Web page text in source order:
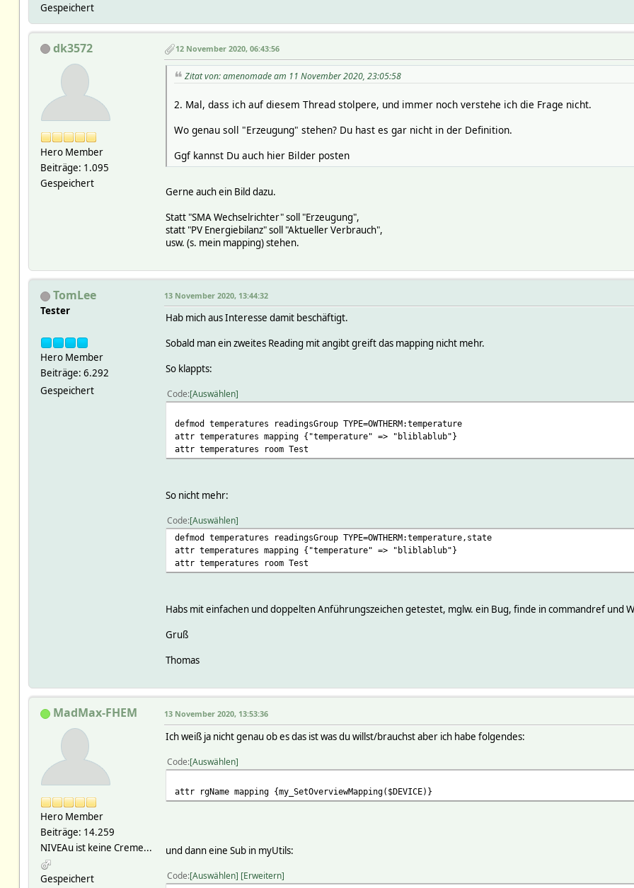
ARRAY(0x55ac19fb7cd0)
ARRAY(0x55ac17cbd968)
ARRAY(0x55ac186066a8)
ARRAY(0x55ac1a465a38)
ARRAY(0x55ac18c88580)
ARRAY(0x55ac18f58570)
ARRAY(0x55ac1c6d09b0)
ARRAY(0x55ac191f09e8)
ARRAY(0x55ac18317e88)
ARRAY(0x55ac17f41398)
ARRAY(0x55ac19fe5c70)
ARRAY(0x55ac17d3e738)
ARRAY(0x55ac17508300)
ARRAY(0x55ac1b0f0b38)
ARRAY(0x55ac187147c0)
ARRAY(0x55ac1e7c68d8)
ARRAY(0x55ac184d5d18)
ARRAY(0x55ac1a82cae0)
ARRAY(0x55ac1d7d0290)
ARRAY(0x55ac1db795b8)
ARRAY(0x55ac161f1b78)
ARRAY(0x55ac1864bde0)
ARRAY(0x55ac175e1970)
ARRAY(0x55ac1b0114f0)
ARRAY(0x55ac1daf6a90)
ARRAY(0x55ac1a43a9b0)
ARRAY(0x55ac1d80c288)
ARRAY(0x55ac1a4a7448)
ARRAY(0x55ac1dbac4e8)
ARRAY(0x55ac1d9aa8f8)
ARRAY(0x55ac1bcbcb50)
ARRAY(0x55ac1db69020)
ARRAY(0x55ac1eeb98e8)
ARRAY(0x55ac18c4d2f0)
ARRAY(0x55ac1db7d9a0)
ARRAY(0x55ac17e659e0)
ARRAY(0x55ac19d8d270)
ARRAY(0x55ac196f71e0)
ARRAY(0x55ac1d7cffa8)
ARRAY(0x55ac1ce4c550)
ARRAY(0x55ac19af8050)
Gespeichert
dk3572
Hero Member
Beiträge: 1.095
Gespeichert
12 November 2020, 06:43:56
Zitat von: amenomade am 11 November 2020, 23:05:58
2. Mal, dass ich auf diesem Thread stolpere, und immer noch verstehe ich die Frage nicht.
Wo genau soll "Erzeugung" stehen? Du hast es gar nicht in der Definition.
Ggf kannst Du auch hier Bilder posten
Gerne auch ein Bild dazu.
Statt "SMA Wechselrichter" soll "Erzeugung",
statt "PV Energiebilanz" soll "Aktueller Verbrauch",
usw. (s. mein mapping) stehen.
TomLee
Tester
Hero Member
Beiträge: 6.292
Gespeichert
13 November 2020, 13:44:32
Hab mich aus Interesse damit beschäftigt.
Sobald man ein zweites Reading mit angibt greift das mapping nicht mehr.
So klappts:
Code Auswählen
defmod temperatures readingsGroup TYPE=OWTHERM:temperature
attr temperatures mapping {"temperature" => "bliblablub"}
attr temperatures room Test
So nicht mehr:
Code Auswählen
defmod temperatures readingsGroup TYPE=OWTHERM:temperature,state
attr temperatures mapping {"temperature" => "bliblablub"}
attr temperatures room Test
Habs mit einfachen und doppelten Anführungszeichen getestet, mglw. ein Bug, finde in commandref und
Gruß
Thomas
MadMax-FHEM
Hero Member
Beiträge: 14.259
NIVEAu ist keine Creme...
Gespeichert
13 November 2020, 13:53:36
Ich weiß ja nicht genau ob es das ist was du willst/brauchst aber ich habe folgendes:
Code Auswählen
attr rgName mapping {my_SetOverviewMapping($DEVICE)}
und dann eine Sub in myUtils:
Code Auswählen Erweitern